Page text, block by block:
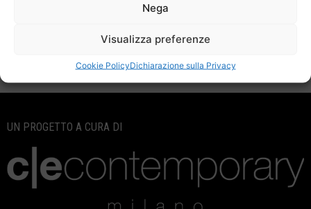
Nega
Visualizza preferenze
Cookie PolicyDichiarazione sulla Privacy
UN PROGETTO A CURA DI